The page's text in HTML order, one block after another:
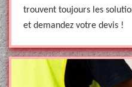
trouvent toujours les
et demandez votre devis !